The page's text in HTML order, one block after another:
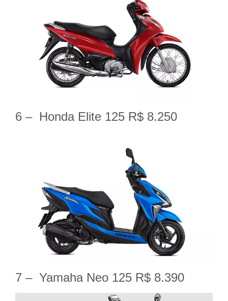
6 – Honda Elite 125 R$ 8.250
7 – Yamaha Neo 125 R$ 8.390